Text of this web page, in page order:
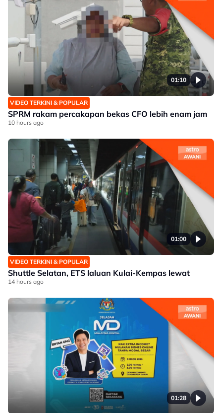
01:10
VIDEO TERKINI & POPULAR
SPRM rakam percakapan bekas CFO lebih enam jam
10 hours ago
01:00
VIDEO TERKINI & POPULAR
Shuttle Selatan, ETS laluan Kulai-Kempas lewat
14 hours ago
01:28